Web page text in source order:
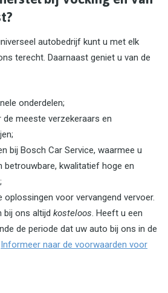
autobedrijf kunt u met elk
terecht. Daarnaast geniet u van de
onderdelen;
de meeste verzekeraars en
bij Bosch Car Service, waarmee u
betrouwbare, kwalitatief hoge en
oplossingen voor vervangend vervoer.
bij ons altijd kosteloos. Heeft u een
de periode dat uw auto bij ons in de
Informeer naar de voorwaarden voor